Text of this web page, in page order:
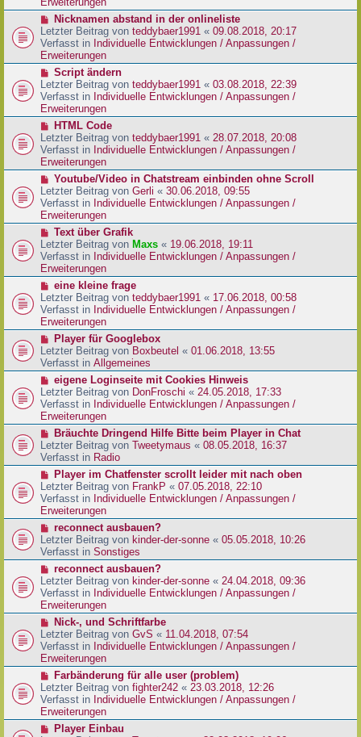
g
t
a
g
r
B
e
i
t
a
g
N
e
u
e
r
B
e
i
t
a
g
Nicknamen abstand in der onlineliste
Letzter Beitrag von teddybaer1991 « 09.08.2018, 20:17
Verfasst in Individuelle Entwicklungen / Anpassungen /
Erweiterungen
N
e
u
e
r
B
e
i
t
a
g
Script ändern
Letzter Beitrag von teddybaer1991 « 03.08.2018, 22:39
Verfasst in Individuelle Entwicklungen / Anpassungen /
Erweiterungen
N
e
u
e
r
B
e
i
t
a
g
HTML Code
Letzter Beitrag von teddybaer1991 « 28.07.2018, 20:08
Verfasst in Individuelle Entwicklungen / Anpassungen /
Erweiterungen
N
e
u
e
r
B
e
i
t
a
g
Youtube/Video in Chatstream einbinden ohne Scroll
Letzter Beitrag von Gerli « 30.06.2018, 09:55
Verfasst in Individuelle Entwicklungen / Anpassungen /
Erweiterungen
N
e
u
e
r
B
e
i
t
a
g
Text über Grafik
Letzter Beitrag von Maxs « 19.06.2018, 19:11
Verfasst in Individuelle Entwicklungen / Anpassungen /
Erweiterungen
N
e
u
e
r
B
e
i
r
a
g
eine kleine frage
Letzter Beitrag von teddybaer1991 « 17.06.2018, 00:58
Verfasst in Individuelle Entwicklungen / Anpassungen /
Erweiterungen
N
e
u
e
r
B
e
i
r
a
g
Player für Googlebox
Letzter Beitrag von Boxbeutel « 01.06.2018, 13:55
Verfasst in Allgemeines
N
e
u
e
r
B
e
i
r
a
g
eigene Loginseite mit Cookies Hinweis
Letzter Beitrag von DonFroschi « 24.05.2018, 17:33
Verfasst in Individuelle Entwicklungen / Anpassungen /
Erweiterungen
N
e
u
e
r
B
e
i
r
a
g
Bräuchte Dringend Hilfe Bitte beim Player in Chat
Letzter Beitrag von Tweetymaus « 08.05.2018, 16:37
Verfasst in Radio
N
e
u
e
r
B
e
i
r
a
g
Player im Chatfenster scrollt leider mit nach oben
Letzter Beitrag von FrankP « 07.05.2018, 22:10
Verfasst in Individuelle Entwicklungen / Anpassungen /
Erweiterungen
N
e
u
e
r
B
e
i
r
a
g
reconnect ausbauen?
Letzter Beitrag von kinder-der-sonne « 05.05.2018, 10:26
Verfasst in Sonstiges
N
e
u
e
r
B
e
i
t
a
g
reconnect ausbauen?
Letzter Beitrag von kinder-der-sonne « 24.04.2018, 09:36
Verfasst in Individuelle Entwicklungen / Anpassungen /
Erweiterungen
N
e
u
e
r
B
e
i
t
Nick-, und Schriftfarbe
Letzter Beitrag von GvS « 11.04.2018, 07:54
Verfasst in Individuelle Entwicklungen / Anpassungen /
Erweiterungen
N
e
u
e
r
Farbänderung für alle user (problem)
Letzter Beitrag von fighter242 « 23.03.2018, 12:26
Verfasst in Individuelle Entwicklungen / Anpassungen /
Erweiterungen
NPlayer Einbau